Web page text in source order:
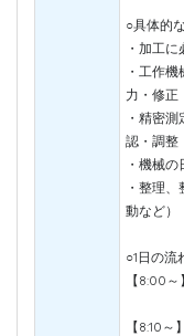
○具体的
・加工
・工作
力・修正
・精密
認・調整
・機械
・整理
動など）
○1日の流
【8:00
【8:10